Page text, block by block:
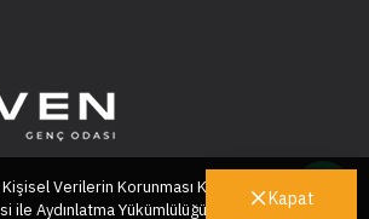
Kapat
Verilerin Korunması Kanunu’nun
ile Aydınlatma Yükümlülüğünün Yerine